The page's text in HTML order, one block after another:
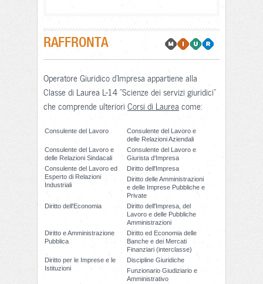
RAFFRONTA
Operatore Giuridico d'Impresa appartiene alla
Classe di Laurea L-14 "Scienze dei servizi giuridici"
che comprende ulteriori Corsi di Laurea come:
Consulente del Lavoro
Consulente del Lavoro e
delle Relazioni Aziendali
Consulente del Lavoro e
delle Relazioni Sindacali
Consulente del Lavoro e
Giurista d'Impresa
Consulente del Lavoro ed
Esperto di Relazioni
Industriali
Diritto dell'Impresa
Diritto delle Amministrazioni
e delle Imprese Pubbliche e
Private
Diritto dell'Economia
Diritto dell'Impresa, del
Lavoro e delle Pubbliche
Amministrazioni
Diritto e Amministrazione
Pubblica
Diritto ed Economia delle
Banche e dei Mercati
Finanziari (interclasse)
Diritto per le Imprese e le
Istituzioni
Discipline Giuridiche
Funzionario Giudiziario e
Amministrativo